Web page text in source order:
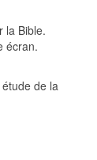
la Bible.
écran.
de la